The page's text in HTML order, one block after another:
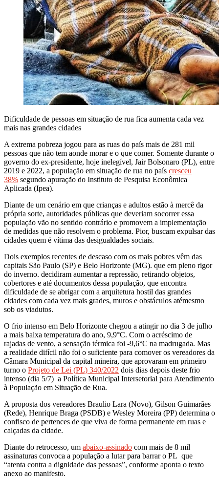
Dificuldade de pessoas em situação de rua fica aumenta cada vez
mais nas grandes cidades
A extrema pobreza jogou para as ruas do país mais de 281 mil
pessoas que não tem aonde morar e o que comer. Somente durante o
governo do ex-presidente, hoje inelegível, Jair Bolsonaro (PL), entre
2019 e 2022, a população em situação de rua no país cresceu
38% segundo apuração do Instituto de Pesquisa Econômica
Aplicada (Ipea).
Diante de um cenário em que crianças e adultos estão à mercê da
própria sorte, autoridades públicas que deveriam socorrer essa
população vão no sentido contrário e promovem a implementação
de medidas que não resolvem o problema. Pior, buscam expulsar das
cidades quem é vítima das desigualdades sociais.
Dois exemplos recentes de descaso com os mais pobres vêm das
capitais São Paulo (SP) e Belo Horizonte (MG). que em pleno rigor
do inverno. decidiram aumentar a repressão, retirando objetos,
cobertores e até documentos dessa população, que encontra
dificuldade de se abrigar com a arquitetura hostil das grandes
cidades com cada vez mais grades, muros e obstáculos atémesmo
sob os viadutos.
O frio intenso em Belo Horizonte chegou a atingir no dia 3 de julho
a mais baixa temperatura do ano, 9,9°C. Com o acréscimo de
rajadas de vento, a sensação térmica foi -9,6°C na madrugada. Mas
a realidade difícil não foi o suficiente para comover os vereadores da
Câmara Municipal da capital mineira, que aprovaram em primeiro
turno o Projeto de Lei (PL) 340/2022 dois dias depois deste frio
intenso (dia 5/7) a Política Municipal Intersetorial para Atendimento
à População em Situação de Rua.
A proposta dos vereadores Braulio Lara (Novo), Gilson Guimarães
(Rede), Henrique Braga (PSDB) e Wesley Moreira (PP) determina o
confisco de pertences de que viva de forma permanente em ruas e
calçadas da cidade.
Diante do retrocesso, um abaixo-assinado com mais de 8 mil
assinaturas convoca a população a lutar para barrar o PL que
“atenta contra a dignidade das pessoas”, conforme aponta o texto
anexo ao manifesto.